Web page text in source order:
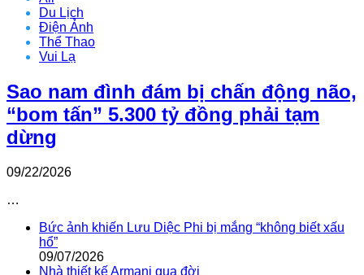
Du Lịch
Điện Ảnh
Thể Thao
Vui Lạ
Sao nam đình đám bị chấn động não,
“bom tấn” 5.300 tỷ đồng phải tạm
dừng
09/22/2026
…
Bức ảnh khiến Lưu Diệc Phi bị mắng “không biết xấu
hổ”
09/07/2026
Nhà thiết kế Armani qua đời